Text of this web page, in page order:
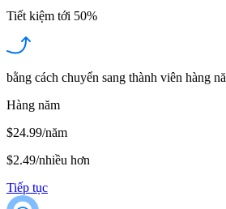
Tiết kiệm tới 50%
bằng cách chuyển sang thành viên hàng
Hàng năm
$24.99/năm
$2.49/nhiều hơn
Tiếp tục